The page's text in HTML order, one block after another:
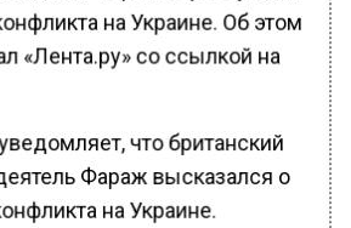
на Украине. Об этом
«Лента.ру» со ссылкой на
что британский
Фараж высказался о
на Украине.